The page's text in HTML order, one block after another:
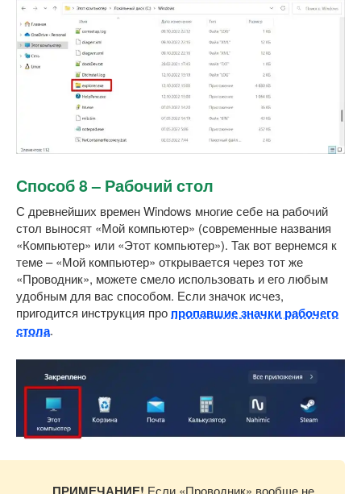
Способ 8 – Рабочий стол
С древнейших времен Windows многие себе на рабочий
стол выносят «Мой компьютер» (современные названия
«Компьютер» или «Этот компьютер»). Так вот вернемся к
теме – «Мой компьютер» открывается через тот же
«Проводник», можете смело использовать и его любым
удобным для вас способом. Если значок исчез,
пригодится инструкция про пропавшие значки рабочего
стола.
Если «Проводник» вообще не